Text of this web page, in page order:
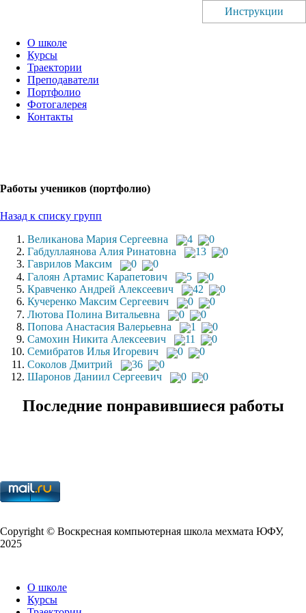
О школе
Курсы
Траектории
Преподаватели
Портфолио
Фотогалерея
Контакты
Работы учеников (портфолио)
Назад к списку групп
Инструкции
Великанова Мария Сергеевна 4
0
Габдуллаянова Алия Ринатовна
13
0
Гаврилов Максим
0
0
Галоян Артамис Карапетович
5
0
Кравченко Андрей Алексеевич
42
0
Кучеренко Максим Сергеевич
0
0
Лютова Полина Витальевна
0
0
Попова Анастасия Валерьевна
1
0
Самохин Никита Алексеевич
11
0
Семибратов Илья Игоревич
0
0
Соколов Дмитрий
36
0
Шаронов Даниил Сергеевич
0 0
Последние понравившиеся работы
Copy­right © Воскресная компьютерная школа мехмата ЮФУ,
2025
О школе
Курсы